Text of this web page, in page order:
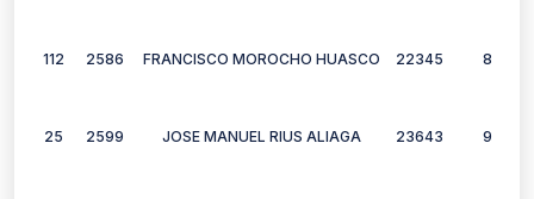
112 2586 FRANCISCO MOROCHO HUASCO 22345 8
25 2599 JOSE MANUEL RIUS ALIAGA 23643 9